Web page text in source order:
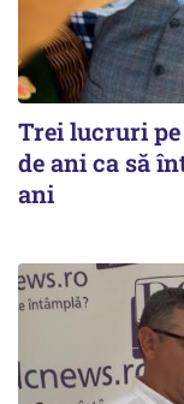
Trei lucruri pe
de ani ca să
ani